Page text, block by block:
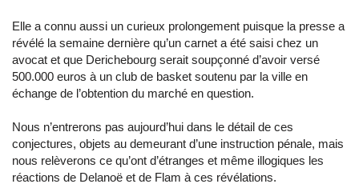
Elle a connu aussi un curieux prolongement puisque la presse a
révélé la semaine dernière qu’un carnet a été saisi chez un
avocat et que Derichebourg serait soupçonné d’avoir versé
500.000 euros à un club de basket soutenu par la ville en
échange de l’obtention du marché en question.
Nous n’entrerons pas aujourd’hui dans le détail de ces
conjectures, objets au demeurant d’une instruction pénale, mais
nous relèverons ce qu’ont d’étranges et même illogiques les
réactions de Delanoë et de Flam à ces révélations.